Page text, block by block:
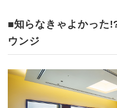
■知らなきゃよかった
ウンジ